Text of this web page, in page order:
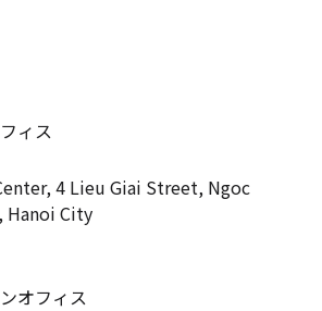
ィス
4 Lieu Giai Street, Ngoc
Hanoi City
オフィス